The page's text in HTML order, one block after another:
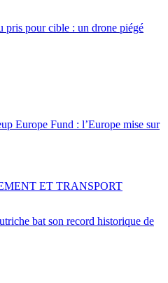
pris pour cible : un drone piégé
Europe Fund : l’Europe mise sur
bat son record historique de
ET TRANSPORT